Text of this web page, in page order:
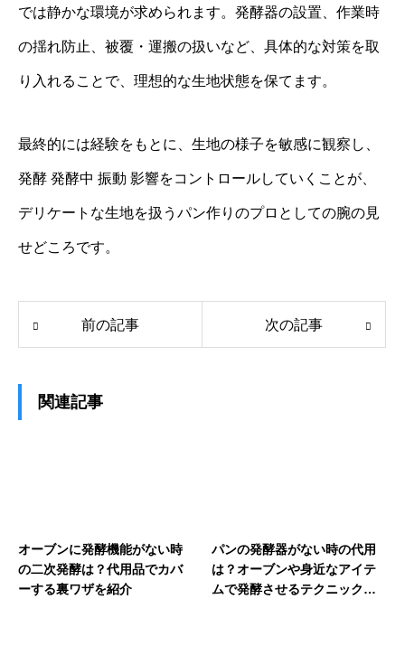
では静かな環境が求められます。発酵器の設置、作業時
の揺れ防止、被覆・運搬の扱いなど、具体的な対策を取
り入れることで、理想的な生地状態を保てます。
最終的には経験をもとに、生地の様子を敏感に観察し、
発酵 発酵中 振動 影響をコントロールしていくことが、
デリケートな生地を扱うパン作りのプロとしての腕の見
せどころです。
前の記事 次の記事
関連記事
オーブンに発酵機能がない時
の二次発酵は？代用品でカバ
ーする裏ワザを紹介
パンの発酵器がない時の代用
は？オーブンや身近なアイテ
ムで発酵させるテクニックを